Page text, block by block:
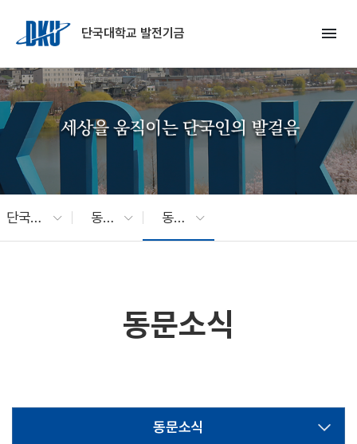
단국대학교 발전기금
menu
단국소식 동문소식 동문소식
동문소식
동문소식